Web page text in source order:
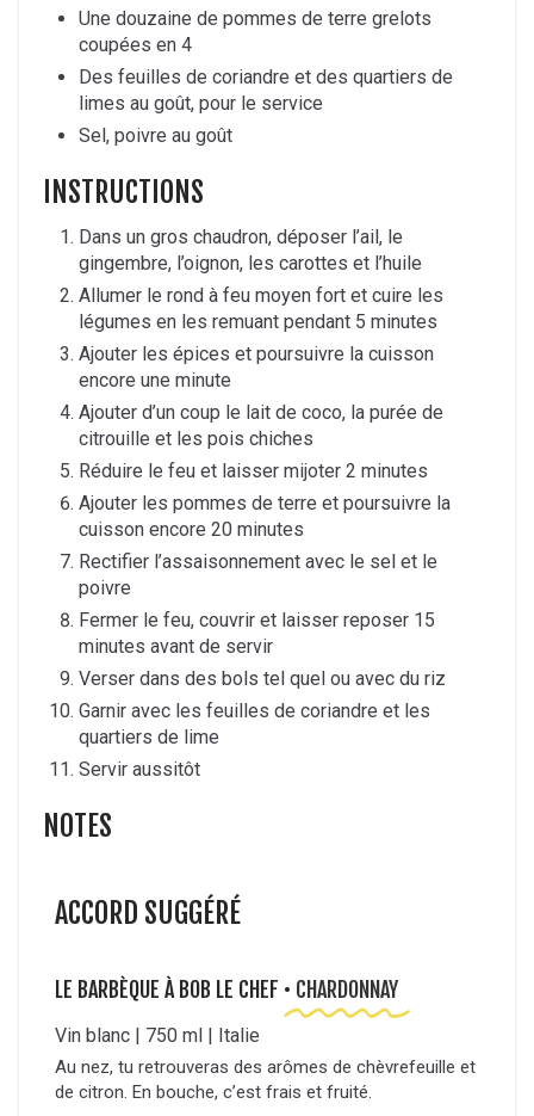
Une douzaine de pommes de terre grelots
coupées en 4
Des feuilles de coriandre et des quartiers de
limes au goût, pour le service
Sel, poivre au goût
INSTRUCTIONS
Dans un gros chaudron, déposer l’ail, le
gingembre, l’oignon, les carottes et l’huile
Allumer le rond à feu moyen fort et cuire les
légumes en les remuant pendant 5 minutes
Ajouter les épices et poursuivre la cuisson
encore une minute
Ajouter d’un coup le lait de coco, la purée de
citrouille et les pois chiches
Réduire le feu et laisser mijoter 2 minutes
Ajouter les pommes de terre et poursuivre la
cuisson encore 20 minutes
Rectifier l’assaisonnement avec le sel et le
poivre
Fermer le feu, couvrir et laisser reposer 15
minutes avant de servir
Verser dans des bols tel quel ou avec du riz
Garnir avec les feuilles de coriandre et les
quartiers de lime
Servir aussitôt
NOTES
ACCORD SUGGÉRÉ
LE BARBÈQUE À BOB LE CHEF • CHARDONNAY
Vin blanc | 750 ml | Italie
Au nez, tu retrouveras des arômes de chèvrefeuille et
de citron. En bouche, c’est frais et fruité.